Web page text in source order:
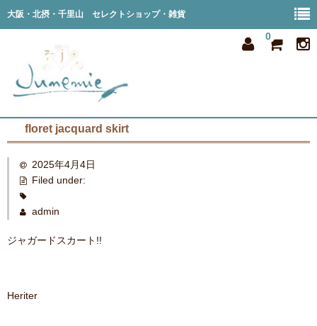
大阪・北摂・千里山 セレクトショップ・雑貨
0
all item
member
floret jacquard skirt
2025年4月4日
Filed under:
admin
ジャガードスカート!!
Heriter